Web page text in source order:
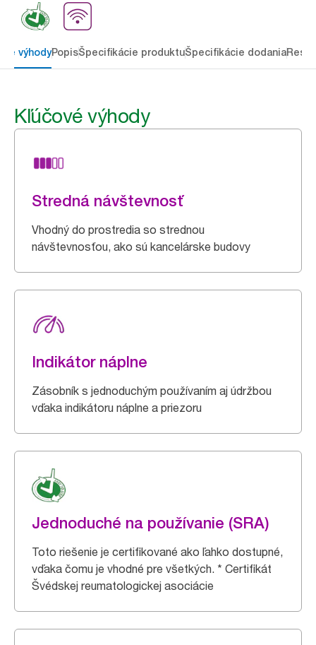
výhodyPopisŠpecifikácie produktuŠpecifikácie dodania
Kľúčové výhody
Stredná návštevnosť
Vhodný do prostredia so strednou
návštevnosťou, ako sú kancelárske budovy
Indikátor náplne
Zásobník s jednoduchým používaním aj údržbou
vďaka indikátoru náplne a priezoru
Jednoduché na používanie (SRA)
Toto riešenie je certifikované ako ľahko dostupné,
vďaka čomu je vhodné pre všetkých. * Certifikát
Švédskej reumatologickej asociácie